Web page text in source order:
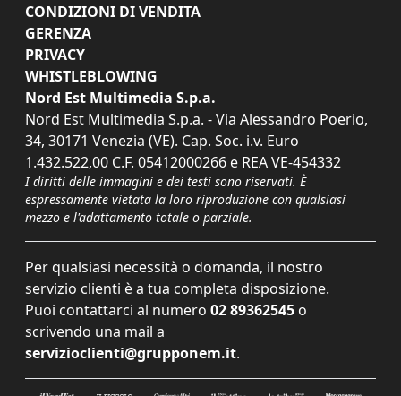
CONDIZIONI DI VENDITA
GERENZA
PRIVACY
WHISTLEBLOWING
Nord Est Multimedia S.p.a.
Nord Est Multimedia S.p.a. - Via Alessandro Poerio,
34, 30171 Venezia (VE). Cap. Soc. i.v. Euro
1.432.522,00 C.F. 05412000266 e REA VE-454332
I diritti delle immagini e dei testi sono riservati. È
espressamente vietata la loro riproduzione con qualsiasi
mezzo e l'adattamento totale o parziale.
Per qualsiasi necessità o domanda, il nostro
servizio clienti è a tua completa disposizione.
Puoi contattarci al numero 02 89362545 o
scrivendo una mail a
servizioclienti@grupponem.it.